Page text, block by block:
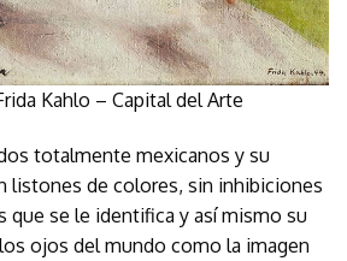
Kahlo – Capital del Arte
totalmente mexicanos y su
listones de colores, sin inhibiciones
que se le identifica y así mismo su
ojos del mundo como la imagen